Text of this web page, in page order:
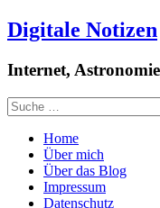
Digitale Notizen
Internet,
Home
Über mich
Über das Blog
Impressum
Datenschutz